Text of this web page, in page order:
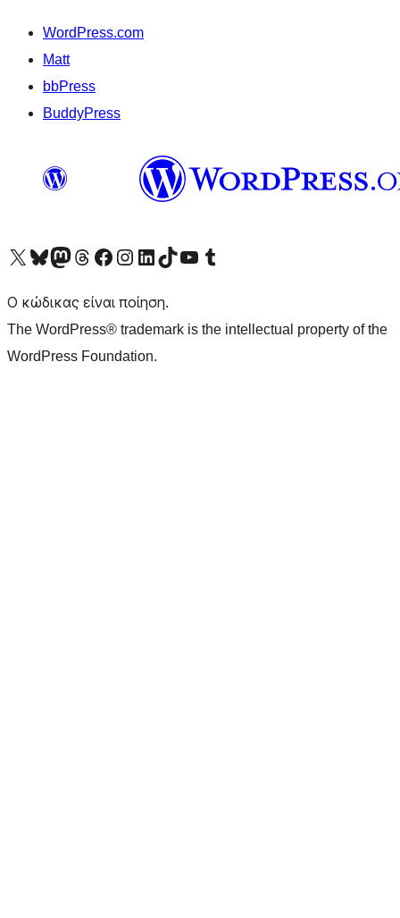
WordPress.com
Matt
bbPress
BuddyPress
Visit our X (formerly Twitter) account
Visit our Bluesky account
Επισκεφθείτε τον λογαριασμό μας στο Mastodon
Visit our Threads account
Επισκεφτείτε τη σελίδα μας στο Facebook
Επισκεφθείτε τον λογαριασμό μας Instagram
Επισκεφθείτε τον λογαριασμό μας LinkedIn
Visit our TikTok account
Visit our YouTube channel
Visit our Tumblr account
Ο κώδικας είναι ποίηση.
The WordPress® trademark is the intellectual property of the
WordPress Foundation.